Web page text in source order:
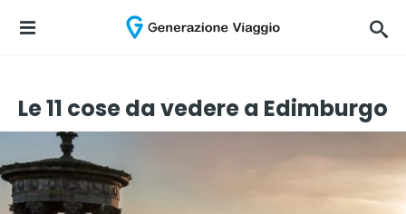
Le 11 cose da vedere a Edimburgo